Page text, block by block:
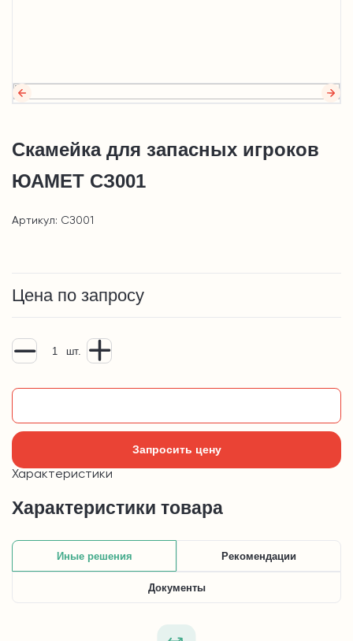
Скамейка для запасных игроков
ЮАМЕТ СЗ001
Артикул: СЗ001
Цена по запросу
шт.
Запросить цену
Характеристики
Характеристики товара
Иные решения Рекомендации
Документы